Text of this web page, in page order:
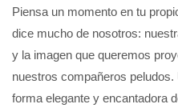
Piensa un momento en tu
dice mucho de nosotros:
y la imagen que queremos
nuestros compañeros
forma elegante y encantadora